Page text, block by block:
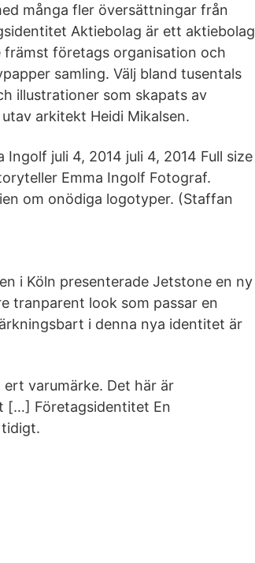
många fler översättningar från
Aktiebolag är ett aktiebolag
främst företags organisation och
samling. Välj bland tusentals
illustrationer som skapats av
arkitekt Heidi Mikalsen.
juli 4, 2014 juli 4, 2014 Full size
Emma Ingolf Fotograf.
om onödiga logotyper. (Staffan
i Köln presenterade Jetstone en ny
tranparent look som passar en
i denna nya identitet är
varumärke. Det här är
[…] Företagsidentitet En